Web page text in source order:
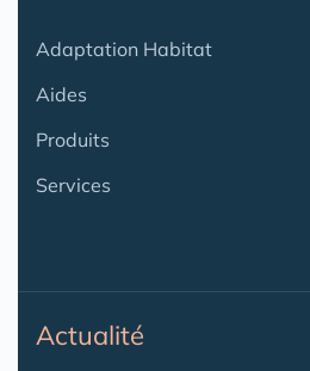
Adaptation Habitat
Aides
Produits
Services
Actualité